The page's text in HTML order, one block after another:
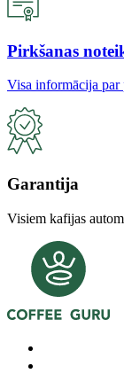
Pirkšanas
Visa informācija par
Garantija
Visiem kafijas